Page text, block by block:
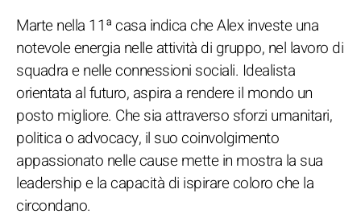
Marte nella 11ª casa indica che Alex investe una
notevole energia nelle attività di gruppo, nel lavoro di
squadra e nelle connessioni sociali. Idealista
orientata al futuro, aspira a rendere il mondo un
posto migliore. Che sia attraverso sforzi umanitari,
politica o advocacy, il suo coinvolgimento
appassionato nelle cause mette in mostra la sua
leadership e la capacità di ispirare coloro che la
circondano.